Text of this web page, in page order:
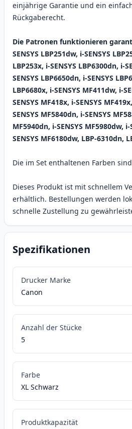
einjährige Garantie und ein
Rückgaberecht.
Die Patronen funktionieren
SENSYS LBP251dw, i-SENSYS
LBP253x, i-SENSYS LBP6300dn, i-
SENSYS LBP6650dn, i-SENSYS
LBP6680x, i-SENSYS MF411dw, i-
SENSYS MF418x, i-SENSYS
SENSYS MF5840dn, i-SENSYS
MF5940dn, i-SENSYS MF5980dw,
SENSYS MF6180dw, LBP-6310dn,
Die im Set enthaltenen Farben sind
Dieses Produkt ist mit schnellem
erhältlich. Bestellungen werden
schnelle Zustellung zu
Spezifikationen
Drucker Marke
Canon
Anzahl der Stücke
5
Farbe
XL Schwarz
Produktkapazität